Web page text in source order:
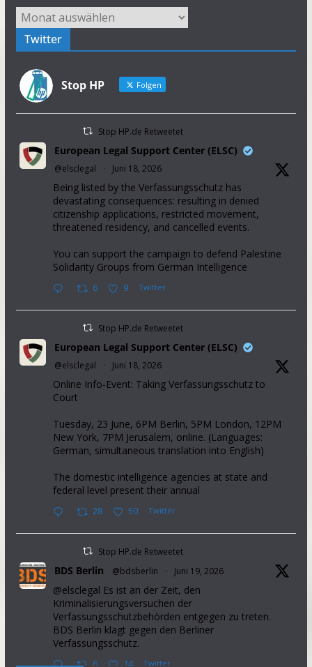
Archiv
Twitter
Stop HP Folgen
Stop HP.de Retweetet
European Legal Support Center (ELSC)
@elsclegal · Juni 18, 2026
Being listed by the Verfassungsschutz has
devastating consequences: resulting in denied
citizenship applications, restricted movement,
threatened residency, and cancelled events.
You can support the campaign to defend Palestine
Solidarity Groups from German Intelligence
6 9 Twitter
Stop HP.de Retweetet
European Legal Support Center (ELSC)
@elsclegal · Juni 18, 2026
Online Info-Event: Taking Verfassungsschutz to
Court
Tuesday, 23 June, 6PM Berlin, 5PM London, 12PM
New York, 7PM Jerusalem, online. (Languages:
German, simultaneous translation into English)
The domestic intelligence agencies at state and
federal level present their annual
28 50 Twitter
Stop HP.de Retweetet
BDS Berlin @bdsberlin · Juni 19, 2026
@elsclegal Es ist an der Zeit, den
Kriminalisierungsversuchen der
Verfassungsschutzbehörden entgegen zu treten.
BDS Berlin klagt gegen den Berliner
Verfassungsschutz.
6 14 Twitter